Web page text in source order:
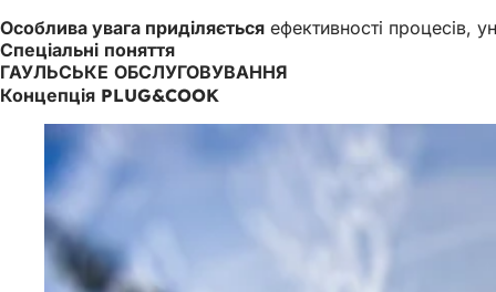
Особлива увага приділяється ефективності процесів,
Спеціальні поняття
ГАУЛЬСЬКЕ ОБСЛУГОВУВАННЯ
Концепція PLUG&COOK